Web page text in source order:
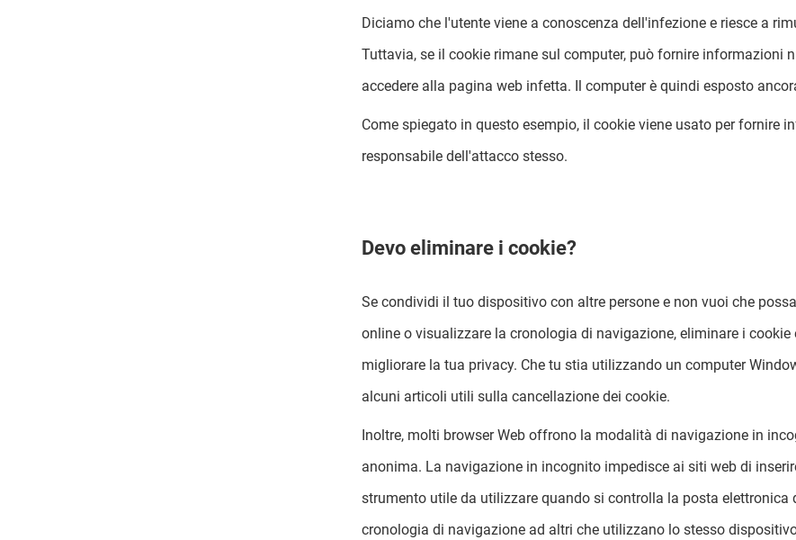
Diciamo che l'utente viene a conoscenza dell'infezione e riesce a
Tuttavia, se il cookie rimane sul computer, può fornire informazioni
accedere alla pagina web infetta. Il computer è quindi esposto
Come spiegato in questo esempio, il cookie viene usato per fornire
responsabile dell'attacco stesso.
Devo eliminare i cookie?
Se condividi il tuo dispositivo con altre persone e non vuoi che
online o visualizzare la cronologia di navigazione, eliminare i
migliorare la tua privacy. Che tu stia utilizzando un computer
alcuni articoli utili sulla cancellazione dei cookie.
Inoltre, molti browser Web offrono la modalità di navigazione in
anonima. La navigazione in incognito impedisce ai siti web di
strumento utile da utilizzare quando si controlla la posta
cronologia di navigazione ad altri che utilizzano lo stesso